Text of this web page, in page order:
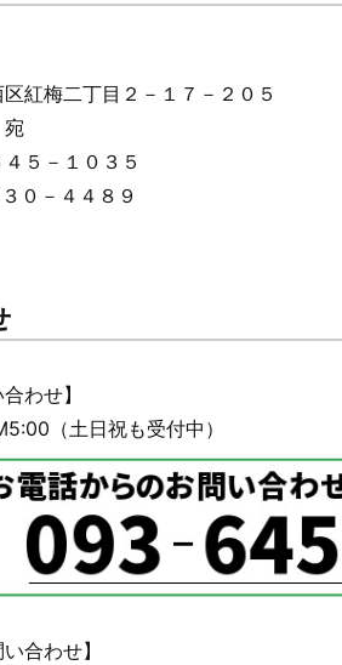
紅梅二丁目２－１７－２０５
５－１０３５
０－４４８９
わせ】
（土日祝も受付中）
合わせ】